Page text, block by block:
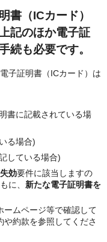
書（ICカード）
記のほか電子証
続も必要です。
子証明書（ICカード）は
書に記載されている場
る場合)
している場合)
効要件に該当しますの
に、 新たな電子証明書を
ームページ等で確認して
や約款を参照してくださ